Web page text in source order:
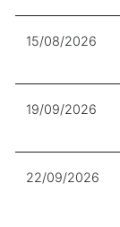
15/08/2026
19/09/2026
22/09/2026